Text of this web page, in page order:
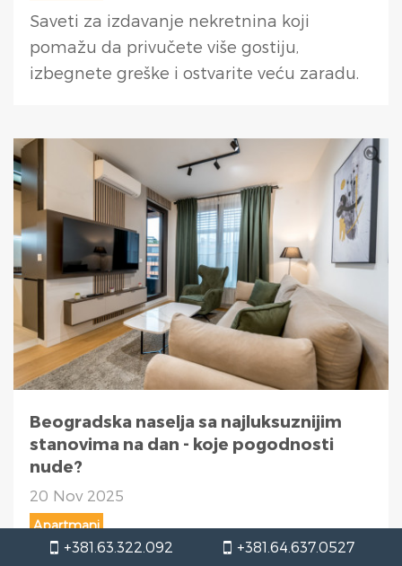
+381.63.322.092 +381.64.637.0527
Saveti za izdavanje nekretnina koji
pomažu da privučete više gostiju,
izbegnete greške i ostvarite veću zaradu.
Beogradska naselja sa najluksuznijim
stanovima na dan - koje pogodnosti
nude?
20 Nov 2025
Apartmani
Otkrijte koja su to Beogradska naselja sa